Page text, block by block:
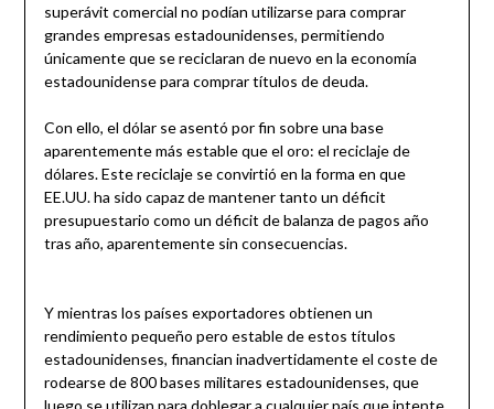
superávit comercial no podían utilizarse para comprar
grandes empresas estadounidenses, permitiendo
únicamente que se reciclaran de nuevo en la economía
estadounidense para comprar títulos de deuda.
Con ello, el dólar se asentó por fin sobre una base
aparentemente más estable que el oro: el reciclaje de
dólares. Este reciclaje se convirtió en la forma en que
EE.UU. ha sido capaz de mantener tanto un déficit
presupuestario como un déficit de balanza de pagos año
tras año, aparentemente sin consecuencias.
Y mientras los países exportadores obtienen un
rendimiento pequeño pero estable de estos títulos
estadounidenses, financian inadvertidamente el coste de
rodearse de 800 bases militares estadounidenses, que